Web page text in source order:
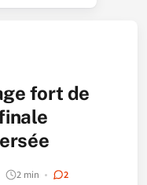
fort de
2 min 2